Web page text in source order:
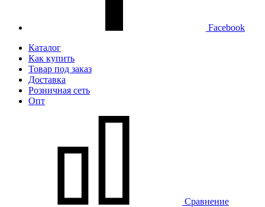
Facebook
Каталог
Как купить
Товар под заказ
Доставка
Розничная сеть
Опт
Сравнение